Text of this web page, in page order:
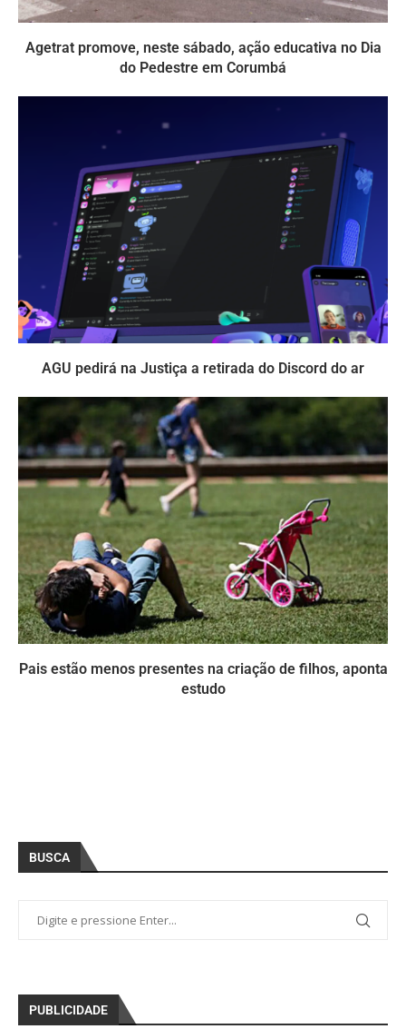
Agetrat promove, neste sábado, ação educativa no Dia
do Pedestre em Corumbá
AGU pedirá na Justiça a retirada do Discord do ar
Pais estão menos presentes na criação de filhos, aponta
estudo
BUSCA
PUBLICIDADE